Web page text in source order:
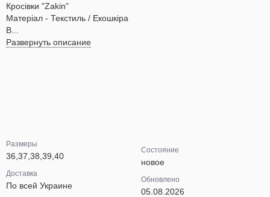
Кросівки "Zakin"
Матеріал - Текстиль / Екошкіра
В...
Развернуть описание
Размеры
36,37,38,39,40
Доставка
По всей Украине
Состояние
новое
Обновлено
05.08.2026